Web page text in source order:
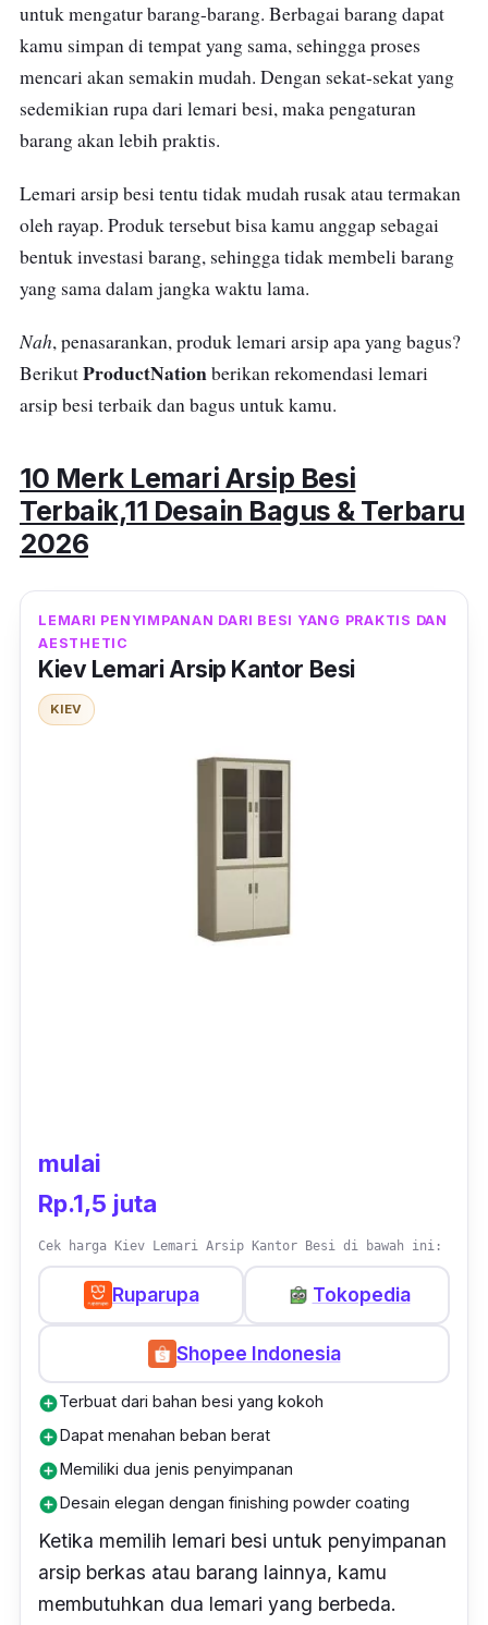
untuk mengatur barang-barang. Berbagai barang dapat
kamu simpan di tempat yang sama, sehingga proses
mencari akan semakin mudah. Dengan sekat-sekat yang
sedemikian rupa dari lemari besi, maka pengaturan
barang akan lebih praktis.
Lemari arsip besi tentu tidak mudah rusak atau termakan
oleh rayap. Produk tersebut bisa kamu anggap sebagai
bentuk investasi barang, sehingga tidak membeli barang
yang sama dalam jangka waktu lama.
Nah, penasarankan, produk lemari arsip apa yang bagus?
BerikutProductNationberikan rekomendasi lemari
arsip besi terbaik dan bagus untuk kamu.
10 Merk Lemari Arsip Besi
Terbaik,11 Desain Bagus & Terbaru
2026
LEMARI PENYIMPANAN DARI BESI YANG PRAKTIS DAN
AESTHETIC
Kiev Lemari Arsip Kantor Besi
KIEV
mulai
Rp.1,5 juta
Cek harga Kiev Lemari Arsip Kantor Besi di bawah ini:
Ruparupa Tokopedia
Shopee Indonesia
add_circleTerbuat dari bahan besi yang kokoh
add_circleDapat menahan beban berat
add_circleMemiliki dua jenis penyimpanan
add_circleDesain elegan dengan finishing powder coating
Ketika memilih lemari besi untuk penyimpanan
arsip berkas atau barang lainnya, kamu
membutuhkan dua lemari yang berbeda.